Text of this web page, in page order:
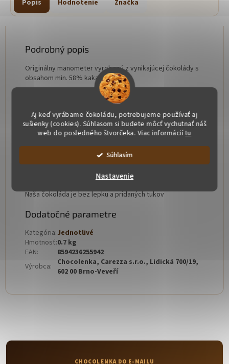
Aj keď vyrábame čokoládu, potrebujeme používať aj
sušienky (cookies). Súhlasom si budete môcť vychutnať náš
web do posledného štvorčeka. Viac informáciítu
Súhlasím
Nastavenie
Popis Hodnotenie Značka
Podrobný popis
Originálny manometer vyrobený z vynikajúcej čokolády s
obsahom min. 58% kakaa.
Ručná výroba. Každý kus je originál, preto môže byť
Zloženie:kakao min. 58 %, kakaové maslo, cukor,
emulgátor:sójový lecitín, prírodná vanilka, farbené:
E555, E551, E172, E132, E110, E129. E110 a E129 môžu
ovplyvniť činnosť a pozornosť detí.
Alergény: sójový lecitín
Naša čokoláda je bez lepku a pridaných tukov
Dodatočné parametre
Kategória:Jednotlivé
Hmotnosť:0.7 kg
EAN:
8594236255942
Výrobca:
Chocolenka, Carezza s.r.o., Lidická 700/19,
602 00 Brno-Veveří